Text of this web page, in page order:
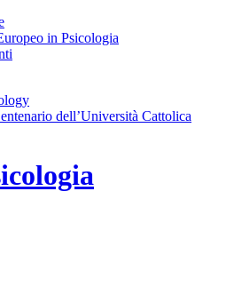
in Psicologia
dell’Università Cattolica